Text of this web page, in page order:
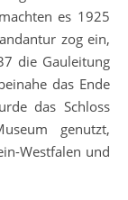
es 1925
zog ein,
die Gauleitung
das Ende
das Schloss
genutzt,
Westfalen und